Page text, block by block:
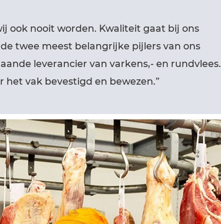
ook nooit worden. Kwaliteit gaat bij ons
twee meest belangrijke pijlers van ons
leverancier van varkens,- en rundvlees.
het vak bevestigd en bewezen.”